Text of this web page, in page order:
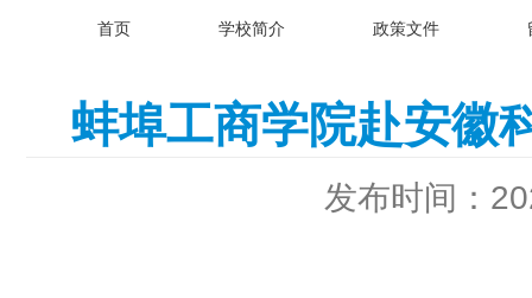
首页 学校简介 政策文件
蚌埠工商学院赴安徽
发布时间：